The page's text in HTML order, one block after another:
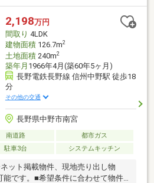
2,198万円
間取り 4LDK
建物面積126.7m2
土地面積240m2
築年月 1966年4月(築60年5ヶ月)
長野電鉄長野線 信州中野駅 徒歩18
分
その他の交通
長野県中野市南宮
南道路
都市ガス
駐車3台 システムキッチン
ット掲載物件、現地売り出し物
能です。■希望条件に合わせて物件